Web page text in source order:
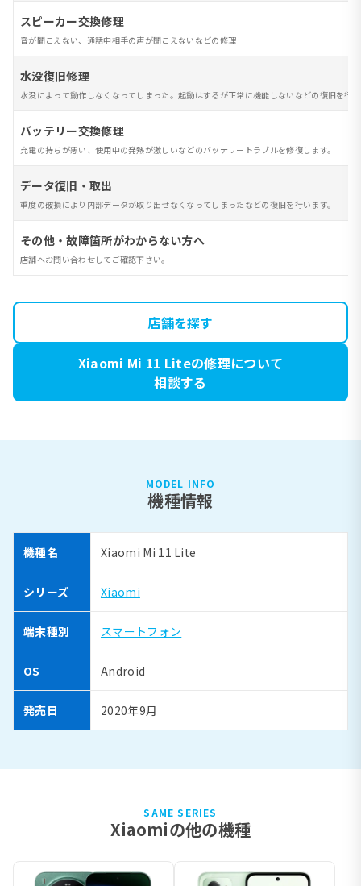
スピーカー交換修理
音が聞こえない、通話中相手の声が聞こえないなどの修理
水没復旧修理
水没によって動作しなくなってしまった。起動はするが正常に機能しないなどの復旧を行
バッテリー交換修理
充電の持ちが悪い、使用中の発熱が激しいなどのバッテリートラブルを修復します。
データ復旧・取出
重度の破損により内部データが取り出せなくなってしまったなどの復旧を行います。
その他・故障箇所がわからない方へ
店舗へお問い合わせしてご確認下さい。
店舗を探す
Xiaomi Mi 11 Liteの修理について
相談する
MODEL INFO
機種情報
機種名 Xiaomi Mi 11 Lite
シリーズ Xiaomi
端末種別 スマートフォン
OS Android
発売日 2020年9月
SAME SERIES
Xiaomiの他の機種